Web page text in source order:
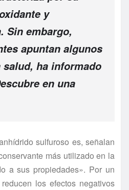
y
Sin embargo,
apuntan algunos
ha informado
en una
sulfuroso es, señalan
más utilizado en la
a sus propiedades». Por un
los efectos negativos